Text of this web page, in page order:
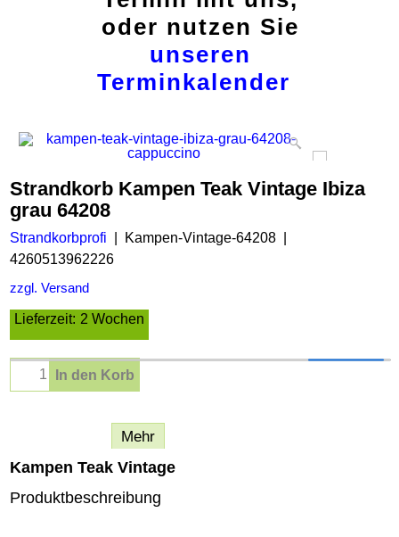
oder nutzen Sie
unseren
Terminkalender
Strandkorb Kampen Teak Vintage Ibiza
grau 64208
Strandkorbprofi
Kampen-Vintage-64208
4260513962226
zzgl. Versand
Lieferzeit: 2 Wochen
In den Korb
Mehr
Kampen Teak Vintage
Produktbeschreibung